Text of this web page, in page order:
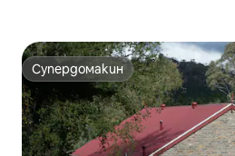
Супердомакин
Супердомакин